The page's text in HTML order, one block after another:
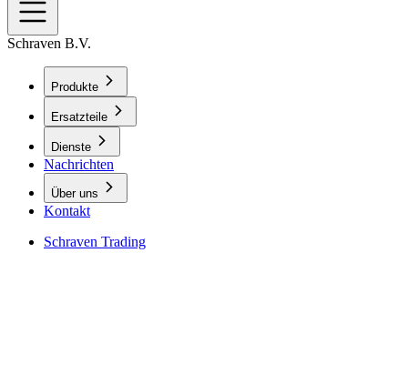
Schraven B.V.
Produkte
Ersatzteile
Dienste
Nachrichten
Über uns
Kontakt
Schraven Trading